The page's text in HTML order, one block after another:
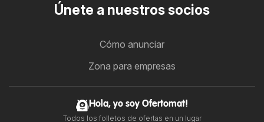
Únete a nuestros socios
Cómo anunciar
Zona para empresas
Hola, yo soy Ofertomat!
Todos los folletos de ofertas en un lugar